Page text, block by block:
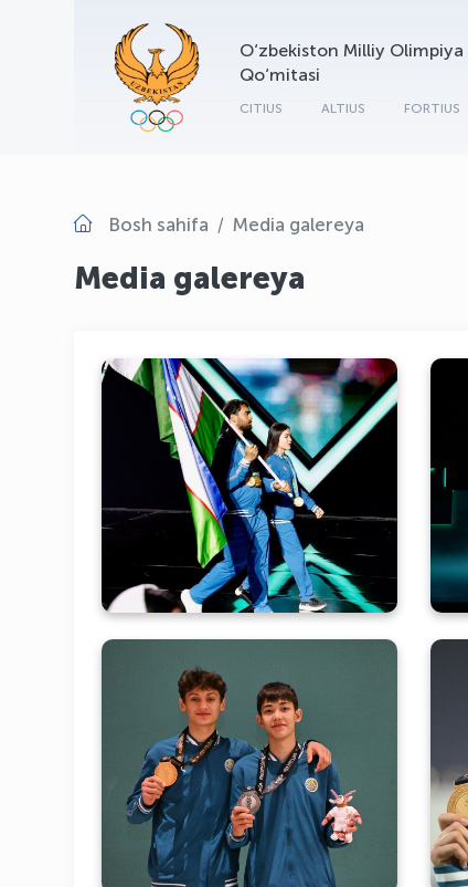
O‘zbekiston Milliy Olimpiya
Qo‘mitasi
CITIUS ALTIUS FORTIUS
Bosh sahifa Media galereya
Media galereya
Riyod-2025 VI Islom
birdamligi oʻyinlarining
tantanali yopilish marosimi
boʻlib oʻtdi
Taekvondochilarimiz
Omadbek Otabekov hamda
Asadbek Samandarov ham
bugun delegatsiyamiz
hisobiga qimmatli
medallarni keltirishdi